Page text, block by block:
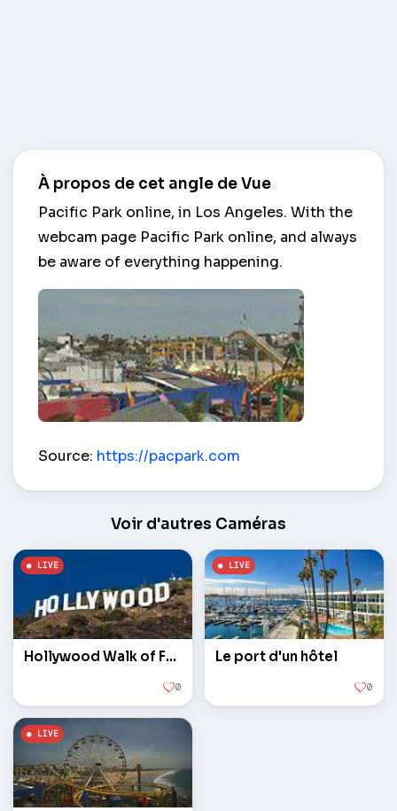
À propos de cet angle de Vue
Pacific Park online, in Los Angeles. With the
webcam page Pacific Park online, and always
be aware of everything happening.
Source: https://pacpark.com
Voir d'autres Caméras
Hollywood Walk of Fame
0
Le port d'un hôtel
0